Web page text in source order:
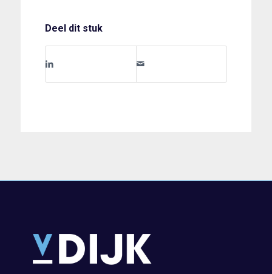
Deel dit stuk